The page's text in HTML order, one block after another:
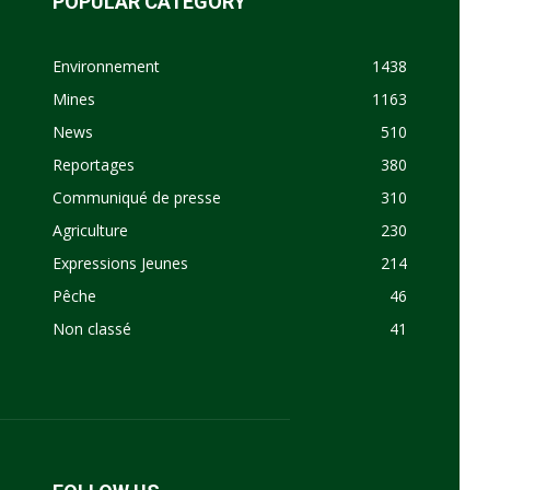
Environnement
1438
Mines
1163
News
510
Reportages
380
Communiqué de presse
310
Agriculture
230
Expressions Jeunes
214
Pêche
46
Non classé
41